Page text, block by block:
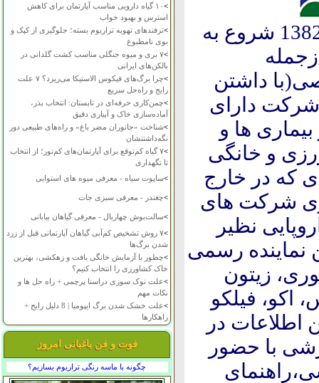
>
۱۰ گیاه دارویی مناسب آپارتمان برای کاهش
استرس و بهبود خواب
>ترفندهای تهویه تراریوم بسته؛ جلوگیری از کپک و
بوی نامطبوع
>
۷ بری و میوه جنگلی مناسب کشت گلدانی در
بالکن‌های ایرانی
>
چرا برگ‌های فیکوس الاستیکا می‌ریزد؟ ۷ علت
رایج و راه‌حل سریع
>چمن‌کاری حرفه‌ای در تابستان: انتخاب بذر،
آماده‌سازی خاک و آبیاری دقیق
>شناخت «جانوران مضر باغ» و راه‌های طبیعی دور
نگه‌داشتنشان
>
۷ گیاه کم‌توقع برای آپارتمان‌های کم‌نور؛ از انتخاب
تا نگهداری
>ساپوت سیاه - معرفی میوه های استوایی
>چغندر - معرفی سبزی جات
>سالت‌بوش چهاربال - معرفی گیاهان بیابانی
>
۷ روش تشخیص کم‌آبی گیاهان آپارتمانی قبل از زرد
شدن برگ‌ها
>چطور با آزمایش خانگی بافت و زهکشی، بهترین
خاک کشاورزی را انتخاب کنیم؟
>علت نوک سوزی دراسنا پرچمی + راه حل ها و
نکات مهم
>
علت خشک شدن برگ ایپومیا | 8 دلیل رایج +
راهکارها
فوت و فن باغبانی امروز
چگونه با ماسه رنگی تراریوم بسازیم؟
شرکت گیاه گستردشت قزوین از ابتدای سال 1382 شروع به
داشتن
دارای
ها و
و خانگی
که در خارج
شرکت های
نظیر
نماینده رسمی
زیتون
اکو، فیلکو
در
با حضور